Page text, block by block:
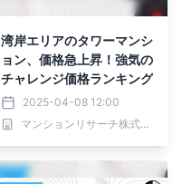
湾岸エリアのタワーマンシ
ョン、価格急上昇！強気の
チャレンジ価格ランキング
2025-04-08 12:00
マンションリサーチ株式会社